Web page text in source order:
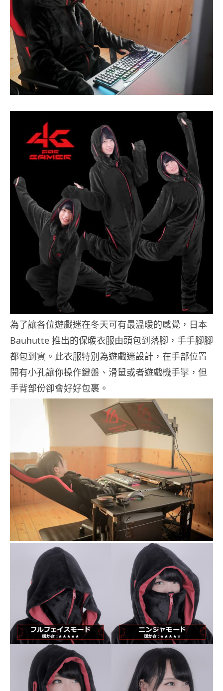
為了讓各位遊戲迷在冬天可有最溫暖的感覺，日本
Bauhutte 推出的保暖衣服由頭包到落腳，手手腳腳
都包到實。此衣服特別為遊戲迷設計，在手部位置
開有小孔讓你操作鍵盤、滑鼠或者遊戲機手掣，但
手背部份卻會好好包裹。